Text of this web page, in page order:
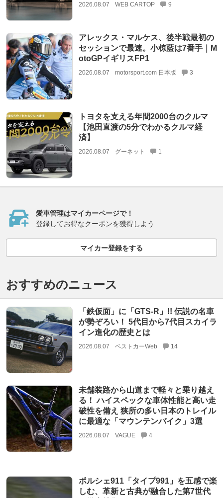
2026.08.07 WEB CARTOP 9
アレックス・マルケス、後半戦最初の
セッションで最速。小椋藍は7番手｜M
otoGPイギリスFP1
2026.08.07 motorsport.com 日本版 3
トヨタを支える年間2000台のクルマ
【池田直渡の5分でわかるクルマ経
済】
2026.08.07 グーネット 1
愛車管理はマイカーページで！
登録してお得なクーポンを獲得しよう
マイカー登録をする
おすすめのニュース
「鉄仮面」に「GTS-R」!! 伝説の名車
が勢ぞろい！ 5代目から7代目スカイラ
イン進化の歴史とは
2026.08.07 ベストカーWeb 14
未舗装路から山道まで軽々と乗り越え
る！ ハイスペックな車体性能と高い走
破性を備え 狭所の多い日本のトレイル
に最適な「マウンテンバイク」3選
2026.08.07 VAGUE 4
ポルシェ911「タイプ991」を五感で楽
しむ、革新と古典が融合した第7世代